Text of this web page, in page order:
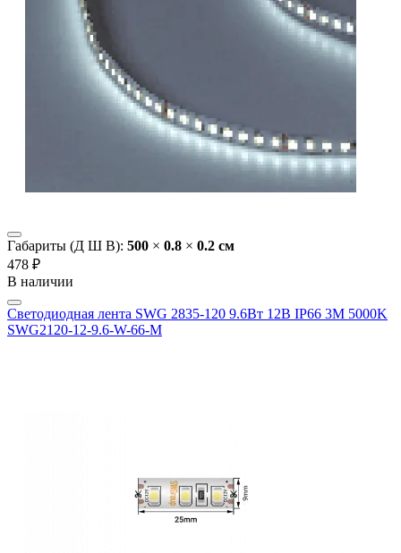
Габариты (Д Ш В): 500 × 0.8 × 0.2 cм
478 ₽
В наличии
Светодиодная лента SWG 2835-120 9.6Вт 12В IP66 3M 5000K
SWG2120-12-9.6-W-66-M